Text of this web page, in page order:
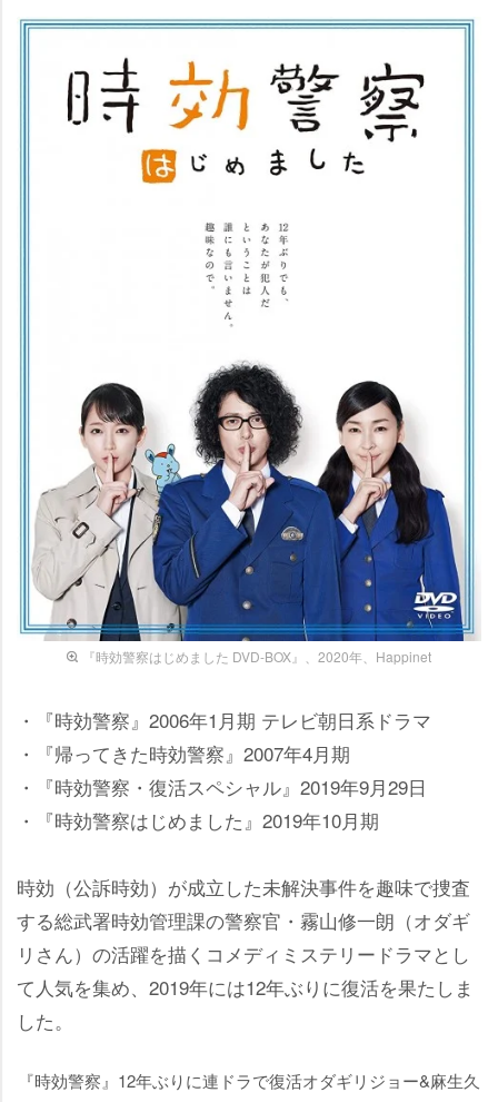
『時効警察はじめました DVD-BOX』、2020年、Happinet
・『時効警察』2006年1月期 テレビ朝日系ドラマ
・『帰ってきた時効警察』2007年4月期
・『時効警察・復活スペシャル』2019年9月29日
・『時効警察はじめました』2019年10月期
時効（公訴時効）が成立した未解決事件を趣味で捜査
する総武署時効管理課の警察官・霧山修一朗（オダギ
リさん）の活躍を描くコメディミステリードラマとし
て人気を集め、2019年には12年ぶりに復活を果たしま
した。
『時効警察』12年ぶりに連ドラで復活オダギリジョー&麻生久